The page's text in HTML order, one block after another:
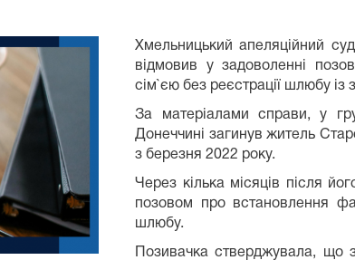
Хмельницький апеляційний
відмовив у задоволенні
сім`єю без реєстрації шлюбу
За матеріалами справи, у
Донеччині загинув житель
з березня 2022 року.
Через кілька місяців після
позовом про встановлення
шлюбу.
Позивачка стверджувала, що